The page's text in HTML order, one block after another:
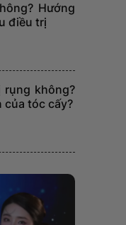
Hướng
điều trị
rụng không?
tóc cấy?